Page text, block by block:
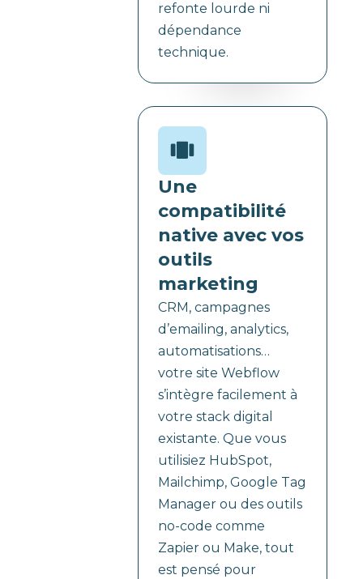
refonte lourde ni
dépendance
technique.
Une
compatibilité
native avec vos
outils
marketing
CRM, campagnes
d’emailing, analytics,
automatisations…
votre site Webflow
s’intègre facilement à
votre stack digital
existante. Que vous
utilisiez HubSpot,
Mailchimp, Google Tag
Manager ou des outils
no-code comme
Zapier ou Make, tout
est pensé pour